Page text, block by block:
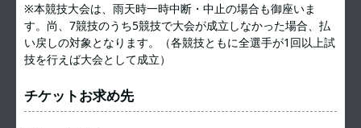
※本競技大会は、雨天時一時中断・中止の場合も御座いま
す。尚、7競技のうち5競技で大会が成立しなかった場合、払
い戻しの対象となります。（各競技ともに全選手が1回以上試
技を行えば大会として成立）
チケットお求め先